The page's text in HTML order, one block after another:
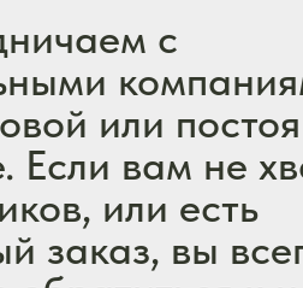
сборку
к нам